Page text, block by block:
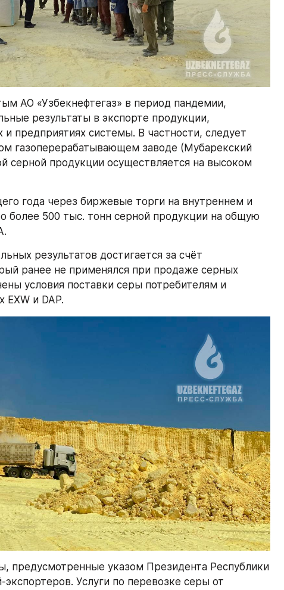
АО «Узбекнефтегаз» в период пандемии,
результаты в экспорте продукции,
предприятиях системы. В частности, следует
газоперерабатывающем заводе (Мубарекский
серной продукции осуществляется на высоком
года через биржевые торги на внутреннем и
более 500 тыс. тонн серной продукции на общую
результатов достигается за счёт
ранее не применялся при продаже серных
условия поставки серы потребителям и
EXW и DAP.
предусмотренные указом Президента Республики
Услуги по перевозке серы от